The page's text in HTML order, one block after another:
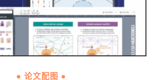
● 论文配图 ●